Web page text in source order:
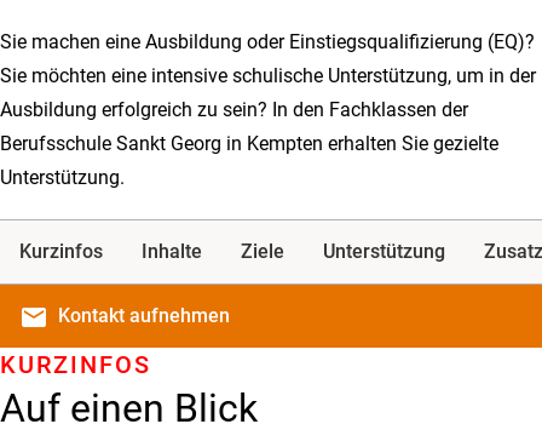
Sie machen eine Ausbildung oder Einstiegsqualifizierung (EQ)?
Sie möchten eine intensive schulische Unterstützung, um in der
Ausbildung erfolgreich zu sein? In den Fachklassen der
Berufsschule Sankt Georg in Kempten erhalten Sie gezielte
Unterstützung.
Kurzinfos Inhalte Ziele Unterstützung
email Kontakt aufnehmen
Auf einen Blick
KURZINFOS